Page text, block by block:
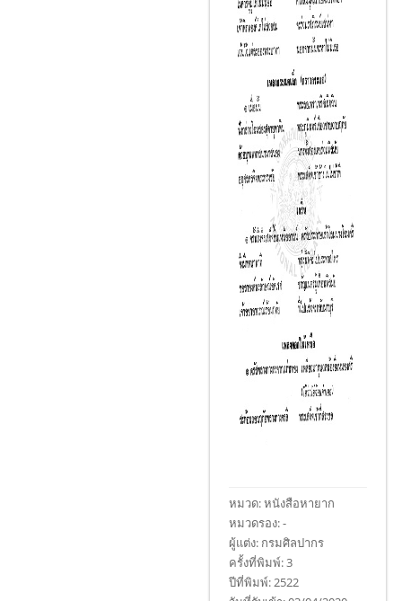
หมวด:หนังสือหายาก
หมวดรอง:-
ผู้แต่ง: กรมศิลปากร
ครั้งที่พิมพ์:3
ปีที่พิมพ์:2522